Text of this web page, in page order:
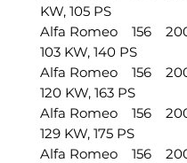
KW, 105 PS
Alfa Romeo 156
103 KW, 140 PS
Alfa Romeo 156
120 KW, 163 PS
Alfa Romeo 156
129 KW, 175 PS
Alfa Romeo 156